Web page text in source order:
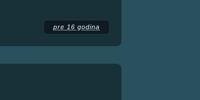
pre 16 godina